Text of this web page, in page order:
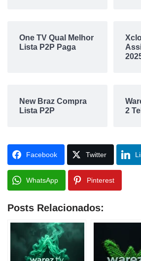
One TV Qual Melhor
Lista P2P Paga
New Braz Compra
Lista P2P
2
Facebook Twitter
WhatsApp Pinterest
Posts Relacionados: